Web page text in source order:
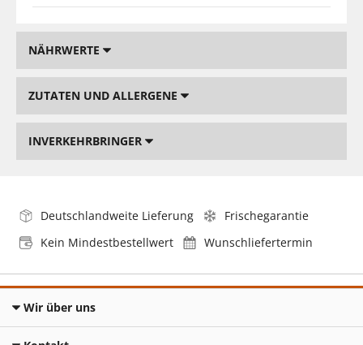
NÄHRWERTE
ZUTATEN UND ALLERGENE
INVERKEHRBRINGER
Deutschlandweite Lieferung
Frischegarantie
Kein Mindestbestellwert
Wunschliefertermin
Wir über uns